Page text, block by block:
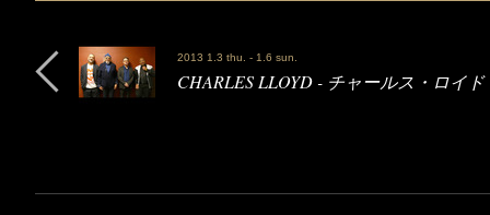
2013 1.3 thu. - 1.6 sun.
CHARLES LLOYD - チャールス・ロイド